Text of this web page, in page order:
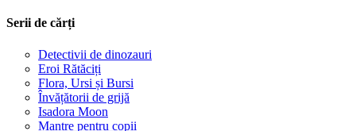
Serii de cărți
Detectivii de dinozauri
Eroi Rătăciți
Flora, Ursi și Bursi
Învățătorii de grijă
Isadora Moon
Mantre pentru copii